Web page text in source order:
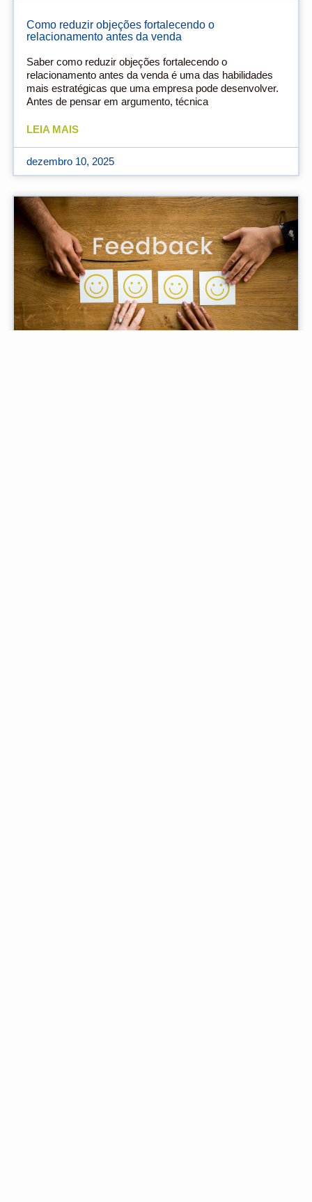
Como reduzir objeções fortalecendo o
relacionamento antes da venda
Saber como reduzir objeções fortalecendo o
relacionamento antes da venda é uma das habilidades
mais estratégicas que uma empresa pode desenvolver.
Antes de pensar em argumento, técnica
LEIA MAIS
dezembro 10, 2025